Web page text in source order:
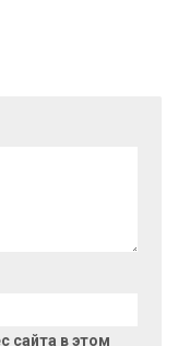
сайта в этом